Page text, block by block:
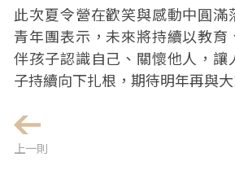
此次夏令營在歡笑與感動中圓滿
青年團表示，未來將持續以教育
伴孩子認識自己、關懷他人，讓
子持續向下扎根，期待明年再與大
上一則